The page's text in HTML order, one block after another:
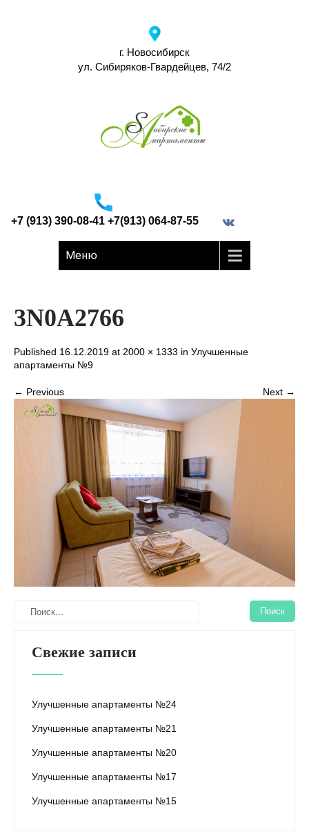
г. Новосибирск
ул. Сибиряков-Гвардейцев, 74/2
+7 (913) 390-08-41 +7(913) 064-87-55
Меню
3N0A2766
Published 16.12.2019 at 2000 × 1333 in Улучшенные
апартаменты №9
← Previous Next →
Свежие записи
Улучшенные апартаменты №24
Улучшенные апартаменты №21
Улучшенные апартаменты №20
Улучшенные апартаменты №17
Улучшенные апартаменты №15